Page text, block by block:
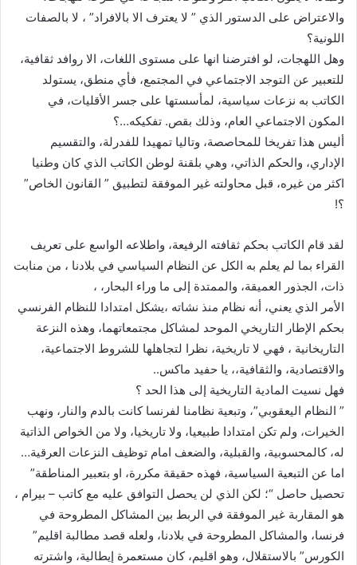
والاعتراض على الدستور الذي ” لا يعترف الا بالافراد” ، لا بالصفات
اللونية؟
وهل اللهجات، لو افترضنا انها على مستوى اللغات، الا روافد ثقافية،
للتعبير عن التوجد الاجتماعي في المجتمع، فأي منطق، يستولد
الكاتب به نزعات سياسية، لمأسستها على جسر الأقليات، في
المكون الاجتماعي العام، وذلك بقص. تفكيكه…؟
أليس هذا تفريخا للمحاصصة، وتاليا تمهيدا للفدرلة، والتقسيم
الإداري، والحكم الذاتي، وهي بلقنة لوطن الكاتب الذي كان وطنيا
اكثر من غيره، قبل محاولته غير الموفقة لتطبيق ” القانون الخاص”
؟!
لقد قام الكاتب بحكم ثقافته الرفيعة، واطلاعه الواسع على تعريف
القراء بما لم يعلم به الكل عن النظام السياسي في بلادنا ، من منابت
ذات، الجذور العميقة، والممتدة إلى ما وراء البحار، ،
الأمر الذي يعني، أنه نظام منذ نشاته ،يشكل امتدادا للنظام الفرنسي
بحكم الإطار التاريخي الموحد لمشاكل مجتمعاتهما، وهذه النزعة
التاريخانية ، فهي لا تاريخية، نظرا لتجاهلها للشروط الاجتماعية،
والاقتصادية، والثقافية،، يا حفيد ماكس..
فهل نسيت المادية التاريخية إلى هذا الحد ؟
” النظام اليعقوبي”، وتبعية نظامنا لفرنسا كانت بالدم والنار، ونهب
الخيرات، ولم تكن امتدادا طبيعيا، ولا تاريخيا، ولا من الخواص الذاتية
له، كالمحسوبية، والقبلية، والضعف امام توظيف النزعات العرقية…
اما عن التبعية السياسية، فهذه حقيقة مكررة، او بتعبير المناطقة”
تحصيل حاصل “؛ لكن الذي لن يحصل التوافق عليه مع كاتب – بيرام ،
هو المقاربة غير الموفقة في الربط بين المشاكل المطروحة في
فرنسا، والمشاكل المطروحة في بلادنا، ولعله قصد مطالبة اقليم”
الكورس” بالاستقلال، وهو اقليم، كان مستعمرة إيطالية، واشترته